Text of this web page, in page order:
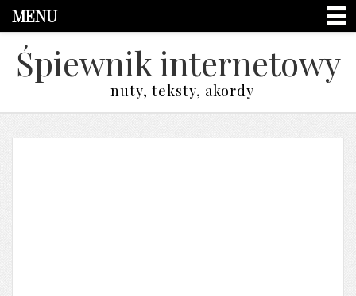
MENU
Śpiewnik internetowy
nuty, teksty, akordy